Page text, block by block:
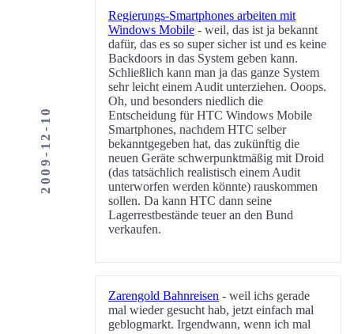
2009-12-10
Regierungs-Smartphones arbeiten mit
Windows Mobile - weil, das ist ja bekannt
dafür, das es so super sicher ist und es keine
Backdoors in das System geben kann.
Schließlich kann man ja das ganze System
sehr leicht einem Audit unterziehen. Ooops.
Oh, und besonders niedlich die
Entscheidung für HTC Windows Mobile
Smartphones, nachdem HTC selber
bekanntgegeben hat, das zukünftig die
neuen Geräte schwerpunktmäßig mit Droid
(das tatsächlich realistisch einem Audit
unterworfen werden könnte) rauskommen
sollen. Da kann HTC dann seine
Lagerrestbestände teuer an den Bund
verkaufen.
Zarengold Bahnreisen - weil ichs gerade
mal wieder gesucht hab, jetzt einfach mal
geblogmarkt. Irgendwann, wenn ich mal